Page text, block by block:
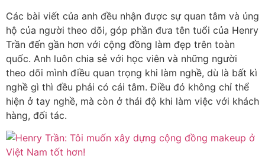
Các bài viết của anh đều nhận được sự quan tâm và ủng
hộ của người theo dõi, góp phần đưa tên tuổi của Henry
Trần đến gần hơn với cộng đồng làm đẹp trên toàn
quốc. Anh luôn chia sẻ với học viên và những người
theo dõi mình điều quan trọng khi làm nghề, dù là bất kì
nghề gì thì đều phải có cái tâm. Điều đó không chỉ thể
hiện ở tay nghề, mà còn ở thái độ khi làm việc với khách
hàng, đối tác.